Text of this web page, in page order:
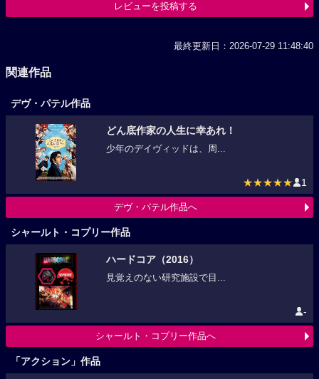
レビューを投稿する
最終更新日：2026-07-29 11:48:40
関連作品
デヴ・パテル作品
どん底作家の人生に幸あれ！
少年のデイヴィッドは、周...
★★★★★ 1
デヴ・パテル作品へ
シャールト・コプリー作品
ハードコア（2016）
見覚えのない研究施設で目...
-
シャールト・コプリー作品へ
「アクション」作品